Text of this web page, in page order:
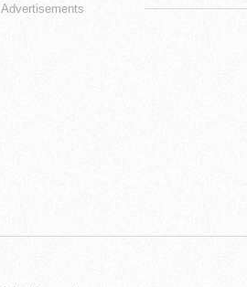
Advertisements